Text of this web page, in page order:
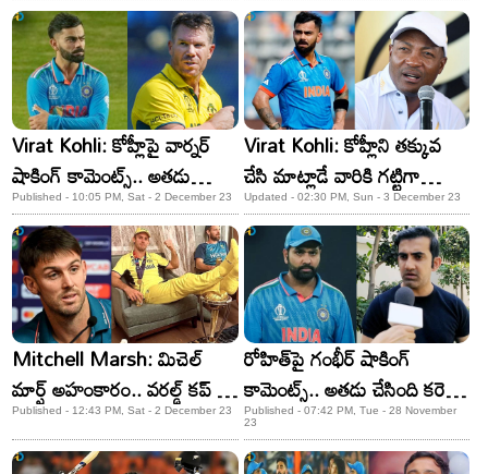
Virat Kohli: కోహ్లీపై వార్నర్
షాకింగ్ కామెంట్స్.. అతడు
అక్కర్లేదంటూ..!
Published - 10:05 PM, Sat - 2 December 23
Virat Kohli: కోహ్లీని తక్కువ
చేసి మాట్లాడే వారికి గట్టిగా
ఇచ్చిపడేసిన బ్రియాన్ లారా!
Updated - 02:30 PM, Sun - 3 December 23
Mitchell Marsh: మిచెల్
మార్ష్ అహంకారం.. వరల్డ్ కప్ పై
మళ్లీ కాళ్లు పెడతా అంటూ..!
Published - 12:43 PM, Sat - 2 December 23
రోహిత్​పై గంభీర్ షాకింగ్
కామెంట్స్.. అతడు చేసింది కరెక్ట్
కాదంటూ..!
Published - 07:42 PM, Tue - 28 November
23